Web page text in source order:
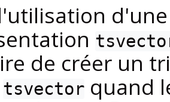
de créer un
tsvector quand